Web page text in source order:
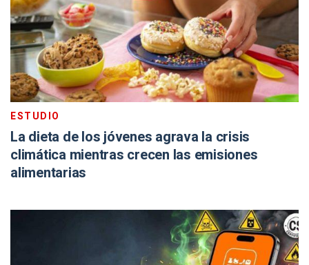
ESTUDIO
La dieta de los jóvenes agrava la crisis
climática mientras crecen las emisiones
alimentarias